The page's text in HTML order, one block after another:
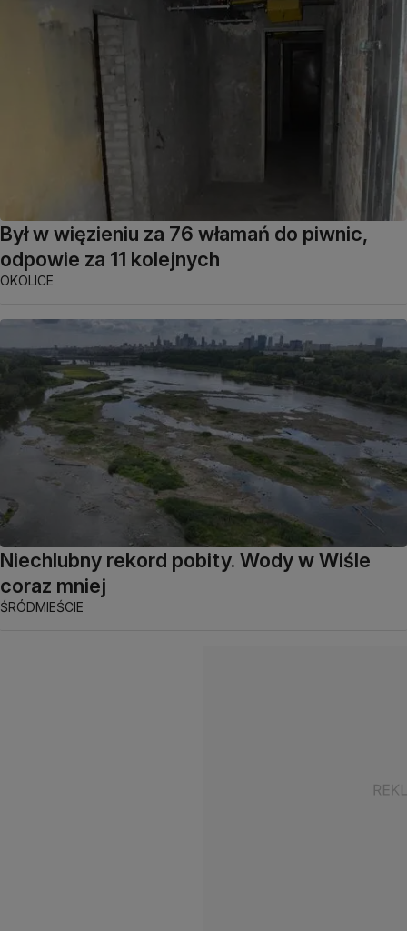
Był w więzieniu za 76 włamań do piwnic,
odpowie za 11 kolejnych
OKOLICE
Niechlubny rekord pobity. Wody w Wiśle
coraz mniej
ŚRÓDMIEŚCIE